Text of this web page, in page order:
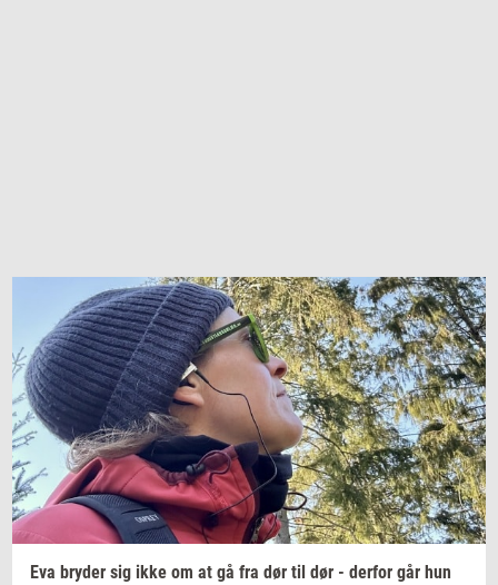
Eva bry­der sig ikke om at gå fra dør til dør - der­for går hun